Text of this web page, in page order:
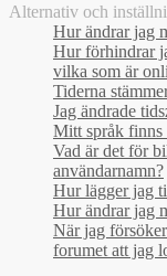
Alternativ och
Hur ändrar jag
Hur förhindrar
vilka som är
Tiderna
Jag ändrade
Mitt språk finns
Vad är det för
användarnamn?
Hur lägger jag
Hur ändrar jag
När jag
forumet att jag